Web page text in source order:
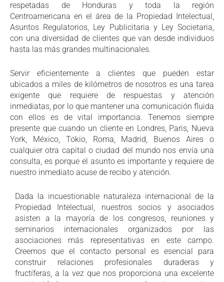
respetadas de Honduras y toda la región
Centroamericana en el área de la Propiedad Intelectual,
Asuntos Regulatorios, Ley Publicitaria y Ley Societaria,
con una diversidad de clientes que van desde individuos
hasta las más grandes multinacionales.
Servir eficientemente a clientes que pueden estar
ubicados a miles de kilómetros de nosotros es una tarea
exigente que requiere de respuestas y atención
inmediatas, por lo que mantener una comunicación fluida
con ellos es de vital importancia. Tenemos siempre
presente que cuando un cliente en Londres, Paris, Nueva
York, México, Tokio, Roma, Madrid, Buenos Aires o
cualquier otra capital o ciudad del mundo nos envía una
consulta, es porque el asunto es importante y requiere de
nuestro inmediato acuse de recibo y atención.
Dada la incuestionable naturaleza internacional de la
Propiedad Intelectual, nuestros socios y asociados
asisten a la mayoría de los congresos, reuniones y
seminarios internacionales organizados por las
asociaciones más representativas en este campo.
Creemos que el contacto personal es esencial para
construir relaciones profesionales duraderas y
fructíferas, a la vez que nos proporciona una excelente